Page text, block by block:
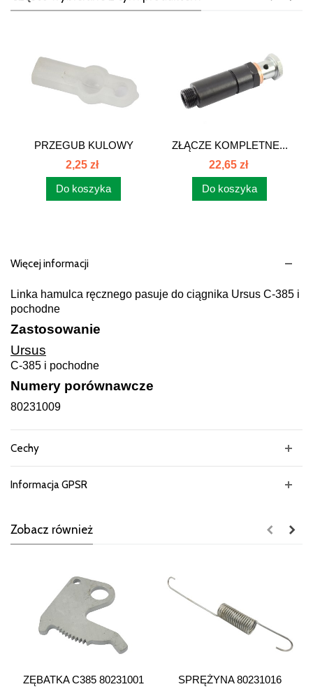
PRZEGUB KULOWY
GAZU...
2,25 zł
Do koszyka
ZŁĄCZE KOMPLETNE...
22,65 zł
Do koszyka
Więcej informacji
Linka hamulca ręcznego pasuje do ciągnika Ursus C-385 i
pochodne
Zastosowanie
Ursus
C-385 i pochodne
Numery porównawcze
80231009
Cechy
Informacja GPSR
Zobacz również
ZĘBATKA C385 80231001
SPRĘŻYNA 80231016